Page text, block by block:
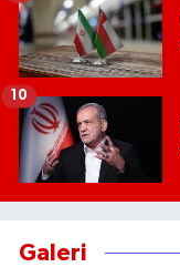
10
Galeri